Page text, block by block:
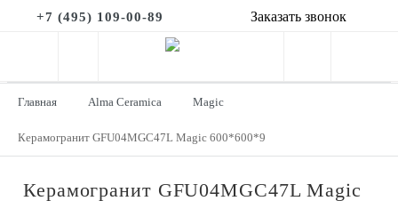
+7 (495) 109-00-89 Заказать звонок
Главная Alma Ceramica Magic
Керамогранит GFU04MGC47L Magic 600*600*9
Керамогранит GFU04MGC47L Magic